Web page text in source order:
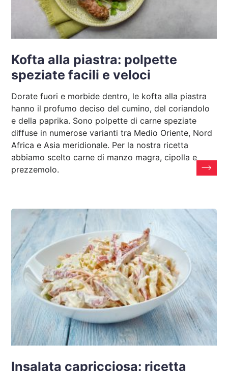
Kofta alla piastra: polpette
speziate facili e veloci
Dorate fuori e morbide dentro, le kofta alla piastra
hanno il profumo deciso del cumino, del coriandolo
e della paprika. Sono polpette di carne speziate
diffuse in numerose varianti tra Medio Oriente, Nord
Africa e Asia meridionale. Per la nostra ricetta
abbiamo scelto carne di manzo magra, cipolla e
prezzemolo.
Insalata capricciosa: ricetta